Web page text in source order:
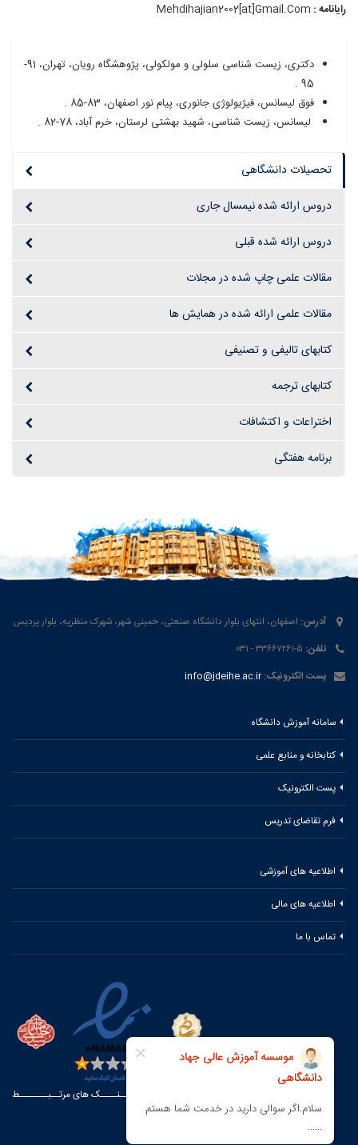
رایانامه :
Mehdihajian2002[at]Gmail.Com
دکتری، زیست شناسی سلولی و مولکولی، پژوهشگاه رویان، تهران، 91-
95 .
فوق لیسانس، فیژیولوژی جانوری، پیام نور اصفهان، 83-85 .
لیسانس، زیست شناسی، شهید بهشتی لرستان، خرم آباد، 78-82 .
تحصیلات دانشگاهی
دروس ارائه شده نیمسال جاری
دروس ارائه شده قبلی
مقالات علمی چاپ شده در مجلات
مقالات علمی ارائه شده در همایش ها
کتابهای تالیفی و تصنیفی
کتابهای ترجمه
اختراعات و اکتشافات
برنامه هفتگی
آدرس: اصفهان، انتهای بلوار دانشگاه صنعتی، خمینی شهر، شهرک منظریه، بلوار پردیس
تلفن: ۵-۳۳۶۶۷۲۶۱ - ۰۳۱
پست الکترونیک: info@jdeihe.ac.ir
سامانه آموزش دانشگاه
کتابخانه و منابع علمی
پست الکترونیک
فرم تقاضای تدریس
اطلاعیه های آموزشی
اطلاعیه های مالی
تماس با ما
لیـــنــــک های مرتــبـــــــط